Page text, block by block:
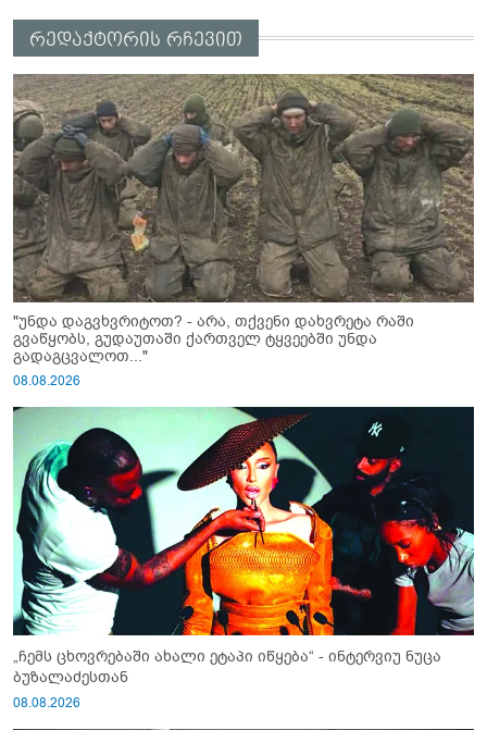
რედაქტორის რჩევით
"უნდა დაგვხვრიტოთ? - არა, თქვენი დახვრეტა რაში
გვაწყობს, გუდაუთაში ქართველ ტყვეებში უნდა
გადაგცვალოთ..."
08.08.2026
„ჩემს ცხოვრებაში ახალი ეტაპი იწყება“ - ინტერვიუ ნუცა
ბუზალაძესთან
08.08.2026